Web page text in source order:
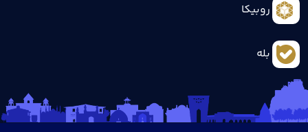
روبیکا
بله